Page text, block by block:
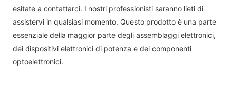
esitate a contattarci. I nostri professionisti saranno lieti di
assistervi in ​​qualsiasi momento. Questo prodotto è una parte
essenziale della maggior parte degli assemblaggi elettronici,
dei dispositivi elettronici di potenza e dei componenti
optoelettronici.